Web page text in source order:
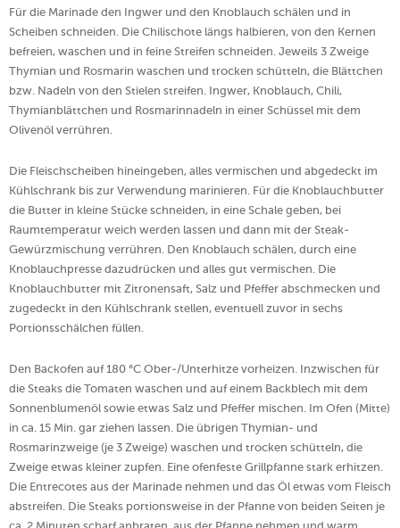
Für die Marinade den Ingwer und den Knoblauch schälen und in
Scheiben schneiden. Die Chilischote längs halbieren, von den Kernen
befreien, waschen und in feine Streifen schneiden. Jeweils 3 Zweige
Thymian und Rosmarin waschen und trocken schütteln, die Blättchen
bzw. Nadeln von den Stielen streifen. Ingwer, Knoblauch, Chili,
Thymianblättchen und Rosmarinnadeln in einer Schüssel mit dem
Olivenöl verrühren.
Die Fleischscheiben hineingeben, alles vermischen und abgedeckt im
Kühlschrank bis zur Verwendung marinieren. Für die Knoblauchbutter
die Butter in kleine Stücke schneiden, in eine Schale geben, bei
Raumtemperatur weich werden lassen und dann mit der Steak-
Gewürzmischung verrühren. Den Knoblauch schälen, durch eine
Knoblauchpresse dazudrücken und alles gut vermischen. Die
Knoblauchbutter mit Zitronensaft, Salz und Pfeffer abschmecken und
zugedeckt in den Kühlschrank stellen, eventuell zuvor in sechs
Portionsschälchen füllen.
Den Backofen auf 180 °C Ober-/Unterhitze vorheizen. Inzwischen für
die Steaks die Tomaten waschen und auf einem Backblech mit dem
Sonnenblumenöl sowie etwas Salz und Pfeffer mischen. Im Ofen (Mitte)
in ca. 15 Min. gar ziehen lassen. Die übrigen Thymian- und
Rosmarinzweige (je 3 Zweige) waschen und trocken schütteln, die
Zweige etwas kleiner zupfen. Eine ofenfeste Grillpfanne stark erhitzen.
Die Entrecotes aus der Marinade nehmen und das Öl etwas vom Fleisch
abstreifen. Die Steaks portionsweise in der Pfanne von beiden Seiten je